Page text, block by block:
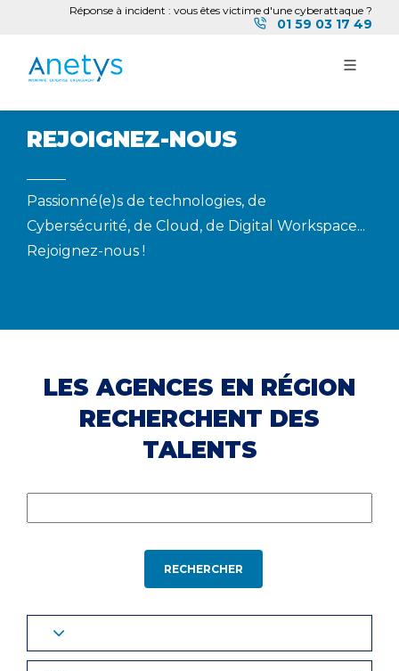
Réponse à incident : vous êtes victime d'une cyberattaque ?
01 59 03 17 49
REJOIGNEZ-NOUS
Passionné(e)s de technologies, de
Cybersécurité, de Cloud, de Digital Workspace...
Rejoignez-nous !
LES AGENCES EN RÉGION
RECHERCHENT DES
TALENTS
RECHERCHER